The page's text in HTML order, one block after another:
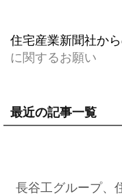
住宅産業新聞社から
に関するお願い
最近の記事一覧
長谷工グループ、